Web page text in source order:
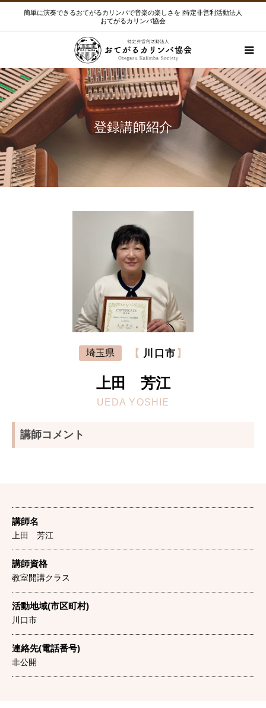
簡単に演奏できるおてがるカリンバで音楽の楽しさを |特定非営利活動法人
おてがるカリンバ協会
登録講師紹介
埼玉県 【 川口市 】
上田 芳江
UEDA YOSHIE
講師コメント
講師名
上田 芳江
講師資格
教室開講クラス
活動地域(市区町村)
川口市
連絡先(電話番号)
非公開